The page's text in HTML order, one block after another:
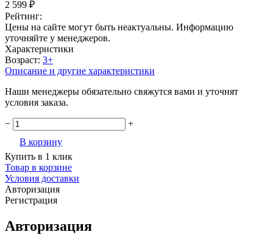
2 599 ₽
Рейтинг:
Цены на сайте могут быть неактуальны. Информацию
уточняйте у менеджеров.
Характеристики
Возраст: 3+
Описание и другие характеристики
Наши менеджеры обязательно свяжутся вами и уточнят
условия заказа.
−
+
В корзину
Купить в 1 клик
Товар в корзине
Условия доставки
Авторизация
Регистрация
Авторизация